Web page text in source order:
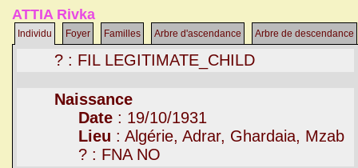
ATTIA Rivka
Individu Foyer Familles Arbre d'ascendance Arbre de descendance
? : FIL LEGITIMATE_CHILD
Naissance
Date : 19/10/1931
Lieu : Algérie, Adrar, Ghardaia, Mzab
? : FNA NO